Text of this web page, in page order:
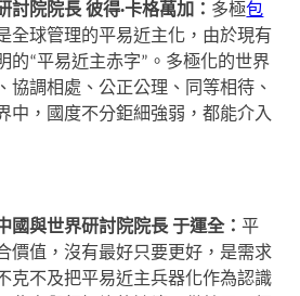
討院院長 彼得·卡格萬加： 多極包
全球管理的平易近主化，由於現有
的“平易近主赤字”。多極化的世界
協調相處、公正公理、同等相待、
中，國度不分鉅細強弱，都能介入
國與世界研討院院長 于運全：平
價值，沒有最好只要更好，是需求
克不及把平易近主兵器化作為認識